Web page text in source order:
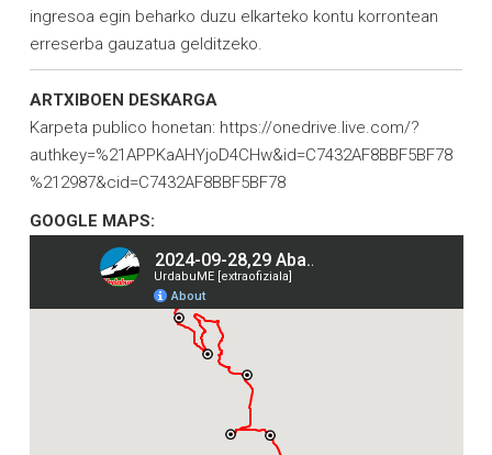
ingresoa egin beharko duzu elkarteko kontu korrontean
erreserba gauzatua gelditzeko.
ARTXIBOEN DESKARGA
Karpeta publico honetan: https://onedrive.live.com/?
authkey=%21APPKaAHYjoD4CHw&id=C7432AF8BBF5BF78
%212987&cid=C7432AF8BBF5BF78
GOOGLE MAPS: